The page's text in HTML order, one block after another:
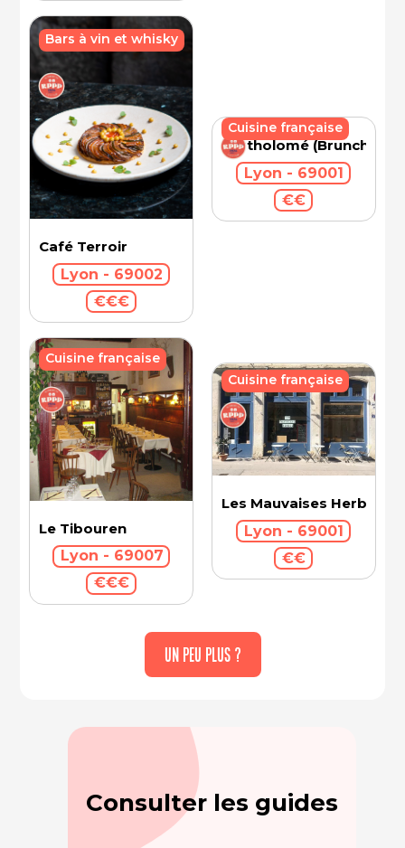
Café Terroir
Lyon - 69002
€€€
Bars à vin et whisky
Bartholomé (Brunch)
Lyon - 69001
€€
Cuisine française
Le Tibouren
Lyon - 69007
€€€
Cuisine française
Les Mauvaises Herbes
Lyon - 69001
€€
Cuisine française
UN PEU PLUS ?
Consulter les guides